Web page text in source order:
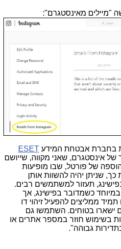
"מיילים מאינסטגרם":
בחברת אבטחת המידע ESET
אינסטגרם, שאני מקווה, שייושם
של פורטל, שבו מופיעות
שניתן יהיה להשוות אותן
תעזור למשתמשים רבים.
כשמדובר בפישינג, אך
ממליצים להפעיל זיהוי דו
ישארו בטוחים. השתמשו גם
בשימוש חוזר במספר אתרים או
גבוהה".